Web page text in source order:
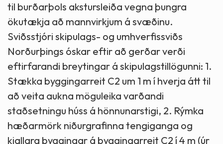
til burðarþols akstursleiða vegna þungra
ökutækja að mannvirkjum á svæðinu.
Sviðsstjóri skipulags- og umhverfissviðs
Norðurþings óskar eftir að gerðar verði
eftirfarandi breytingar á skipulagstillögunni: 1.
Stækka byggingarreit C2 um 1 m í hverja átt til
að veita aukna möguleika varðandi
staðsetningu húss á hönnunarstigi, 2. Rýmka
hæðarmörk niðurgrafinna tengiganga og
kjallara byggingar á byggingarreit C2 í 4 m (úr